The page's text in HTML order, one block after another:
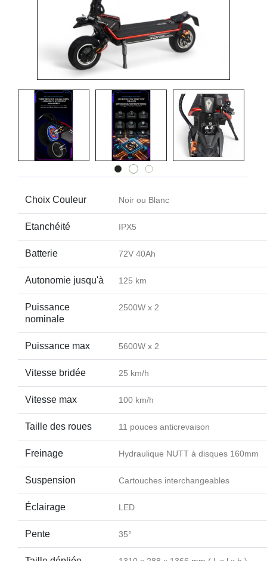
Choix Couleur Noir ou Blanc
Etanchéité IPX5
Batterie 72V 40Ah
Autonomie jusqu'à 125 km
Puissance
nominale
2500W x 2
Puissance max 5600W x 2
Vitesse bridée 25 km/h
Vitesse max 100 km/h
Taille des roues 11 pouces anticrevaison
Freinage Hydraulique NUTT à disques 160mm
Suspension Cartouches interchangeables
Éclairage LED
Pente 35°